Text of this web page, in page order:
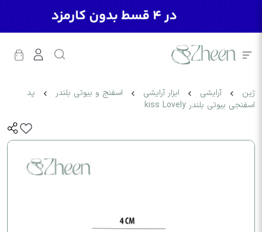
ژین آرایشی ابزار آرایشی اسفنج و بیوتی بلندر
پد
اسفنجی بیوتی بلندر kiss Lovely